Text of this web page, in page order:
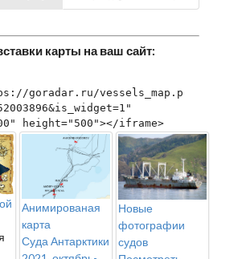
карты на ваш сайт:
goradar.ru/vessels_map.p
height="500"></iframe>
Анимированая
карта
Суда Антарктики
Новые
фотографии
судов